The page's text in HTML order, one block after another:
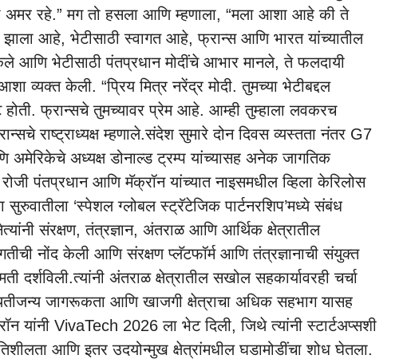
रहे.” मग तो हसला आणि म्हणाला, “मला आशा आहे की ते
आहे, भेटीसाठी स्वागत आहे, फ्रान्स आणि भारत यांच्यातील
आणि भेटीसाठी पंतप्रधान मोदींचे आभार मानले, ते फलदायी
व्यक्त केली. “प्रिय मित्र नरेंद्र मोदी. तुमच्या भेटीबद्दल
फ्रान्सचे तुमच्यावर प्रेम आहे. आम्ही तुम्हाला लवकरच
राष्ट्राध्यक्ष म्हणाले.संदेश सुमारे दोन दिवस व्यस्तता नंतर G7
अमेरिकेचे अध्यक्ष डोनाल्ड ट्रम्प यांच्यासह अनेक जागतिक
पंतप्रधान आणि मॅक्रॉन यांच्यात नाइसमधील व्हिला केरिलोस
सुरुवातीला ‘स्पेशल ग्लोबल स्ट्रॅटेजिक पार्टनरशिप’मध्ये संबंध
संरक्षण, तंत्रज्ञान, अंतराळ आणि आर्थिक क्षेत्रातील
नोंद केली आणि संरक्षण प्लॅटफॉर्म आणि तंत्रज्ञानाची संयुक्त
दर्शविली.त्यांनी अंतराळ क्षेत्रातील सखोल सहकार्यावरही चर्चा
जागरूकता आणि खाजगी क्षेत्राचा अधिक सहभाग यासह
यांनी VivaTech 2026 ला भेट दिली, जिथे त्यांनी स्टार्टअप्सशी
आणि इतर उदयोन्मुख क्षेत्रांमधील घडामोडींचा शोध घेतला.